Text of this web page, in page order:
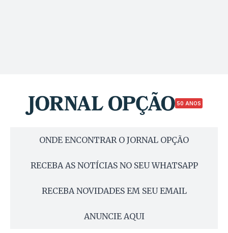
50 ANOS
ONDE ENCONTRAR O JORNAL OPÇÃO
RECEBA AS NOTÍCIAS NO SEU WHATSAPP
RECEBA NOVIDADES EM SEU EMAIL
ANUNCIE AQUI